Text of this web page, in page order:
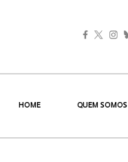
HOME QUEM SOMOS